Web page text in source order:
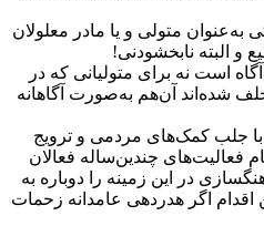
متولی و یا مادر معلولان
و البته نابخشودنی!
است نه برای متولیانی‌ که در
شده‌اند آن‌هم به‌صورت آگاهانه
جلب کمک‌های مردمی و ترویج
فعالیت‌های چندین‌ساله فعالان
در این زمینه را دوباره به
اقدام اگر هدردهی عامدانه زحمات